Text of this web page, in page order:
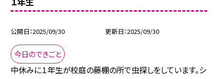
公開日 2025/09/30 更新日 2025/09/30
今日のできごと
中休みに１年生が校庭の藤棚の所で虫探しをしています。シ